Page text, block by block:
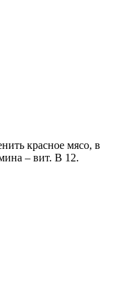
красное мясо, в
– вит. В 12.